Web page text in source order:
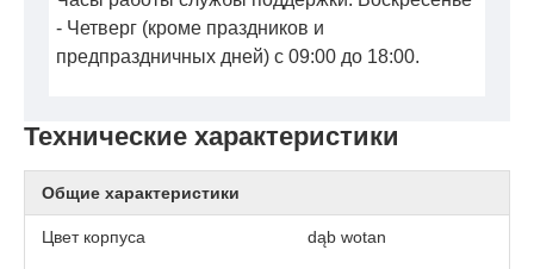
Технические характеристики
Общие характеристики
Цвет корпуса dąb wotan
- Четверг (кроме праздников и
предпраздничных дней) с 09:00 до 18:00.